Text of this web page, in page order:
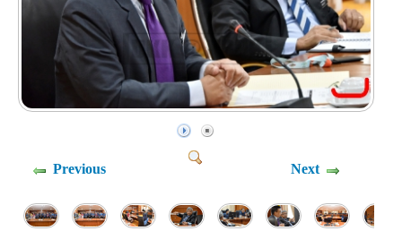
Previous Next